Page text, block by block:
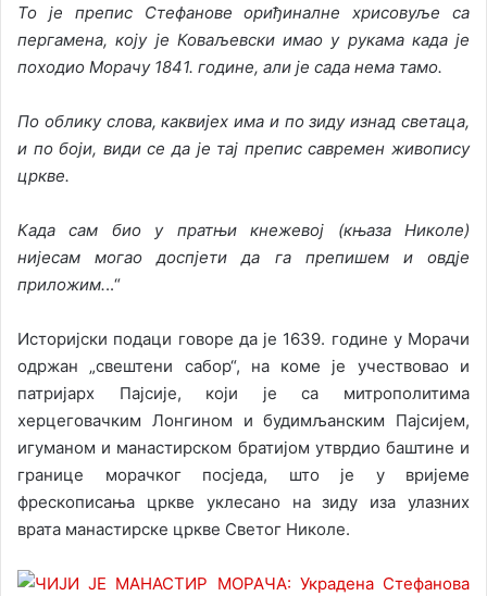
То је препис Стефанове ориђиналне хрисовуље са
пергамена, коју је Коваљевски имао у рукама када је
походио Морачу 1841. године, али је сада нема тамо.
По облику слова, каквијех има и по зиду изнад светаца,
и по боји, види се да је тај препис савремен живопису
цркве.
Када сам био у пратњи кнежевој (књаза Николе)
нијесам могао доспјети да га препишем и овдје
приложим...“
Историјски подаци говоре да је 1639. године у Морачи
одржан „свештени сабор“, на коме је учествовао и
патријарх Пајсије, који је са митрополитима
херцеговачким Лонгином и будимљанским Пајсијем,
игуманом и манастирском братијом утврдио баштине и
границе морачког посједа, што је у вријеме
фрескописања цркве уклесано на зиду иза улазних
врата манастирске цркве Светог Николе.